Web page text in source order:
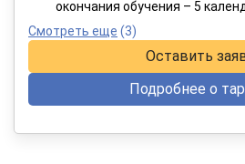
окончания обучения – 5
Смотреть еще (3)
Оставить
Подробнее о